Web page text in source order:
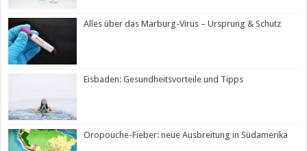
Alles über das Marburg-Virus – Ursprung & Schutz
Eisbaden: Gesundheitsvorteile und Tipps
Oropouche-Fieber: neue Ausbreitung in Südamerika